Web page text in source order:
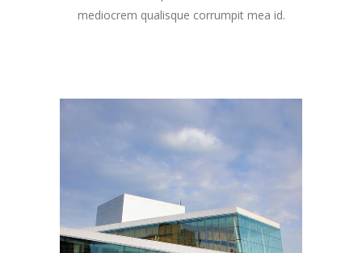
mediocrem qualisque corrumpit mea id.